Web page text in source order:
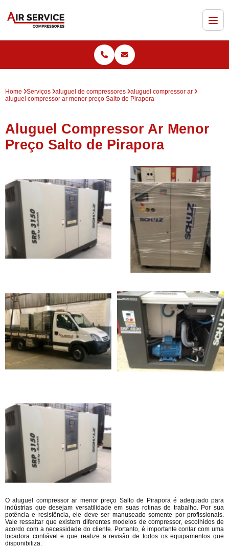
Home Serviços aluguel de compressores
aluguel compressor ar
aluguel compressor ar menor preço Salto de Pirapora
Aluguel Compressor Ar Menor
Preço Salto de Pirapora
O aluguel compressor ar menor preço Salto de Pirapora é adequado para
indústrias que desejam versatilidade em suas rotinas de trabalho. Por sua
potência e resistência, ele deve ser manuseado somente por profissionais.
Vale ressaltar que existem diferentes modelos de compressor, escolhidos de
acordo com a necessidade do cliente. Portanto, é importante contar com uma
locadora confiável e que realize a revisão de todos os equipamentos que
disponibiliza.